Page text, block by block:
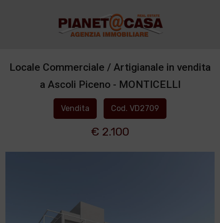
Locale Commerciale / Artigianale in vendita
a Ascoli Piceno - MONTICELLI
Vendita Cod. VD2709
€ 2.100